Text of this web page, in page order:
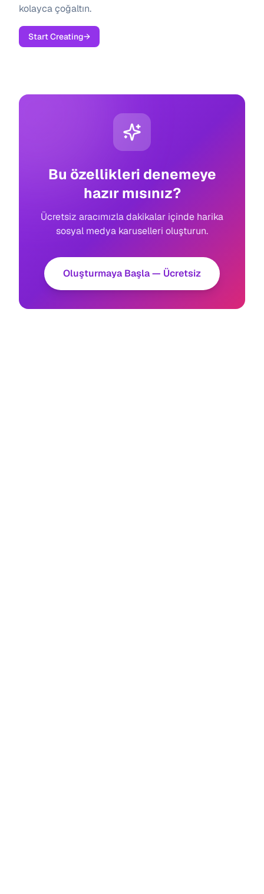
kolayca çoğaltın.
Start Creating→
Bu özellikleri denemeye
hazır mısınız?
Ücretsiz aracımızla dakikalar içinde harika
sosyal medya karuselleri oluşturun.
Oluşturmaya Başla — Ücretsiz